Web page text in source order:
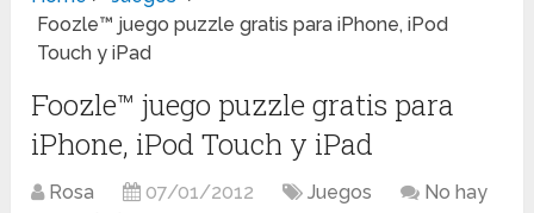
Foozle™ juego puzzle gratis para iPhone, iPod
Touch y iPad
Foozle™ juego puzzle gratis para
iPhone, iPod Touch y iPad
Rosa 07/01/2012 Juegos
No hay